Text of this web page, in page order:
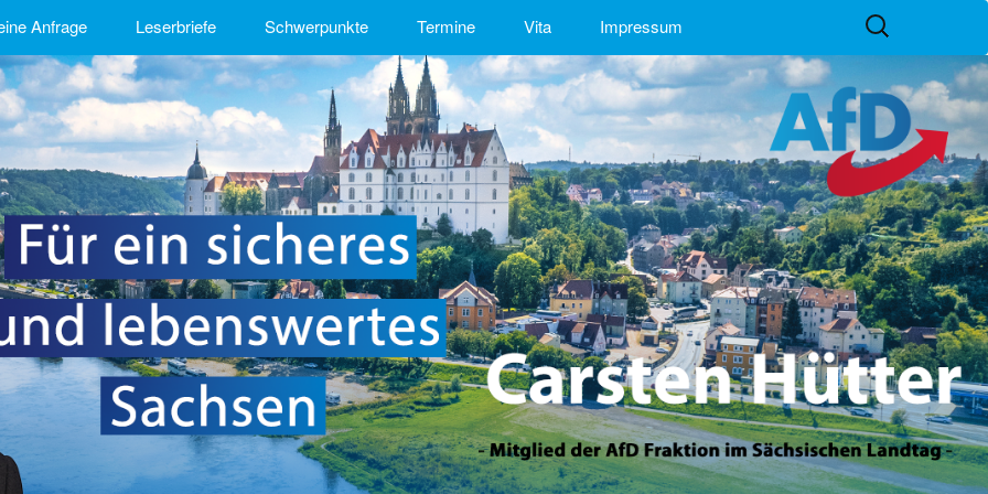
Anfrage Leserbriefe Schwerpunkte Termine Vita Impressum
Suchen
nach: